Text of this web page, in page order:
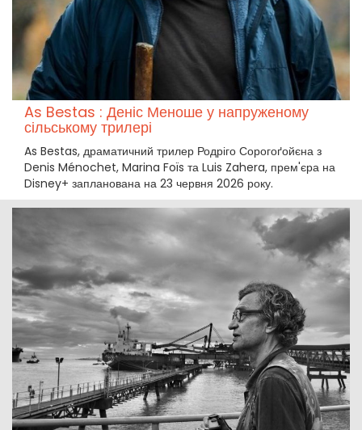
As Bestas : Деніс Меноше у напруженому
сільському трилері
As Bestas, драматичний трилер Родріго Сорогоґойєна з
Denis Ménochet, Marina Foïs та Luis Zahera, прем'єра на
Disney+ запланована на 23 червня 2026 року.